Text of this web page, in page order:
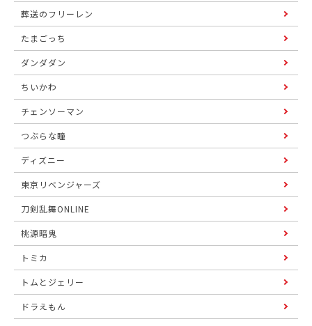
葬送のフリーレン
たまごっち
ダンダダン
ちいかわ
チェンソーマン
つぶらな瞳
ディズニー
東京リベンジャーズ
刀剣乱舞ONLINE
桃源暗鬼
トミカ
トムとジェリー
ドラえもん